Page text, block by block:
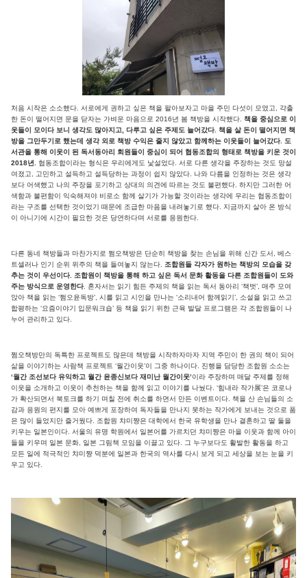
처음 시작은 소소했다. 서로에게 권하고 싶은 책을 팔아보자고 마을 주민 다섯이 모였고, 갹출
한 돈이 떨어지면 문을 닫자는 가벼운 마음으로 2016년 봄 책방을 시작했다. 책을 중심으로 이
웃들이 모이다 보니 생각도 많아지고, 다루고 싶은 주제도 늘어갔다. 책을 살 돈이 떨어지면 책
방을 그만두기로 했는데 생각 외로 책방 수익은 줄지 않았고 함께하는 이웃들이 늘어갔다. 도
서관을 통해 이웃이 된 독서동아리 회원들이 중심이 되어 협동조합의 형태로 책방을 키운 것이
2018년. 협동조합이라는 형식은 우리에게도 낯설었다. 서로 다른 생각을 주장하는 것도 망설
여졌고, 고민하고 설득하고 설득당하는 과정이 쉽지 않았다. 나와 다름을 인정하는 것은 생각
보다 어색했고 나의 주장을 포기하고 상대의 의견에 따르는 것도 불편했다. 하지만 그러한 어
색함과 불편함이 익숙해져야 비로소 함께 살기가 가능할 것이라는 생각에 우리는 협동조합이
라는 구조를 선택한 것이었기 때문에 조급한 마음을 내려놓기로 했다. 지금까지 살아 온 방식
이 아니기에 시간이 필요한 것은 당연하다며 서로를 응원한다.
다른 동네 책방들과 마찬가지로 쩜오책방은 단순히 책방을 찾는 손님을 위해 신간 도서, 베스
트셀러나 인기 순위 위주의 책을 들여놓지 않는다. 조합원들 각자가 원하는 책방의 모습을 갖
추는 것이 우선이다. 조합원이 책방을 통해 하고 싶은 독서 문화 활동을 다른 조합원들이 도와
주는 방식으로 운영한다. 혼자서는 읽기 힘든 주제의 책을 읽는 독서 동아리 ‘책벗’, 매주 모여
앉아 책을 읽는 ‘쩜오윤독방’, 시를 읽고 시인을 만나는 ‘소리내어 함께읽기’, 소설을 읽고 쓰고
합평하는 ‘요즘이야기 입문워크숍’ 등 책을 읽기 위한 근육 발달 프로그램은 각 조합원들이 나
누어 관리하고 있다.
쩜오책방만의 독특한 프로젝트도 많은데 책방을 시작하자마자 지역 주민이 한 권의 책이 되어
삶을 이야기하는 사람책 프로젝트 ‘월간이웃’이 그중 하나이다. 진행을 담당한 조합원 소소는
‘월간 조선보다 유익하고 월간 윤종신보다 재미난 월간이웃’이라 주장하며 매달 주제를 정해
이웃을 소개하고 이웃이 추천하는 책을 함께 읽고 이야기를 나눴다. ‘힘내라 작가展’은 코로나
가 확산되면서 북토크를 하기 며칠 전에 취소를 하면서 만든 이벤트이다. 책을 산 손님들의 소
감과 응원의 편지를 모아 예쁘게 포장하여 독자들을 만나지 못하는 작가에게 보내는 것으로 품
은 많이 들었지만 즐거웠다. 조합원 챠미쨩은 대학에서 한국 유학생을 만나 결혼하고 딸 둘을
키우는 일본인이다. 서울의 유명 학원에서 일본어를 가르치던 챠미쨩은 마을 이웃과 함께 아이
들을 키우며 일본 문화, 일본 그림책 모임을 이끌고 있다. 그 누구보다도 활발한 활동을 하고
모든 일에 적극적인 챠미쨩 덕분에 일본과 한국의 역사를 다시 보게 되고 세상을 보는 눈을 키
우고 있다.